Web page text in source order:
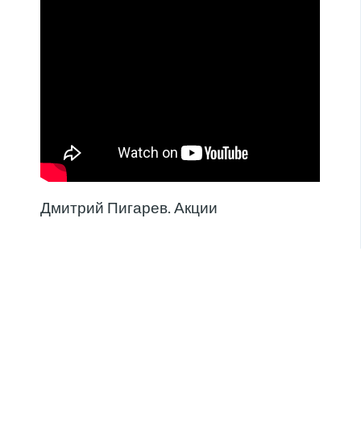
Дмитрий Пигарев. Акции